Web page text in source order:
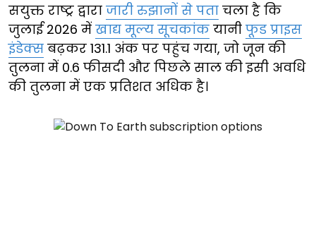
सयुक्त राष्ट्र द्वारा जारी रुझानों से पता चला है कि
जुलाई 2026 में खाद्य मूल्य सूचकांक यानी फूड प्राइस
इंडेक्स बढ़कर 131.1 अंक पर पहुंच गया, जो जून की
तुलना में 0.6 फीसदी और पिछले साल की इसी अवधि
की तुलना में एक प्रतिशत अधिक है।